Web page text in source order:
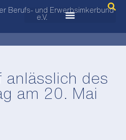
Berufs- und Erwerbsimkerbund
e.V.
anlässlich des
am 20. Mai